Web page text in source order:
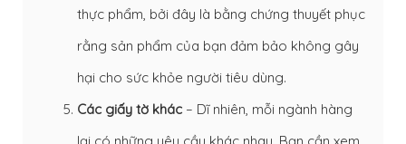
thực phẩm, bởi đây là bằng chứng thuyết phục
rằng sản phẩm của bạn đảm bảo không gây
hại cho sức khỏe người tiêu dùng.
Các giấy tờ khác – Dĩ nhiên, mỗi ngành hàng